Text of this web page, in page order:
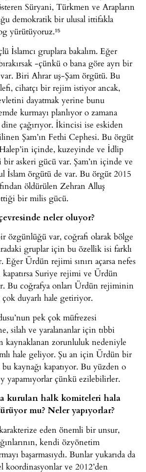
Süryani, Türkmen ve Arapların
demokratik bir ulusal ittifakla
yürütüyoruz.¹⁵
İslamcı gruplara bakalım. Eğer
-çünkü o bana göre ayrı bir
Biri Ahrar uş-Şam örgütü. Bu
cihatçı bir rejim istiyor ancak,
dayatmak yerine bunu
kurmayı planlıyor o zamana
dine çağırıyor. İkincisi ise eskiden
Şam’ın Fethi Cephesi. Bu örgüt
içinde, kuzeyinde ve İdlip
askeri gücü var. Şam’ın içinde ve
İslam örgütü de var. Bu örgüt 2015
öldürülen Zehran Alluş
bir milis gücü.
neler oluyor?
özgünlüğü var, coğrafi olarak bölge
gruplar için bu özellik isi farklı
Eğer Ürdün rejimi sınırı açarsa nefes
kapatırsa Suriye rejimi ve Ürdün
Bu coğrafya onları Ürdün rejiminin
çok duyarlı hale getiriyor.
pek çok müfrezesi
silah ve yaralananlar için tıbbi
kaynaklanan zorunluluk nedeniyle
hale geliyor. Şu an için Ürdün bir
kaynağı kapatıyor. Bu yüzden o
yapamıyorlar çünkü ezilebilirler.
kurulan halk komiteleri hala
mu? Neler yapıyorlar?
eden önemli bir unsur,
kendi özyönetim
başarmasıydı. Bunlar yukarıda da
koordinasyonlar ve 2012’den